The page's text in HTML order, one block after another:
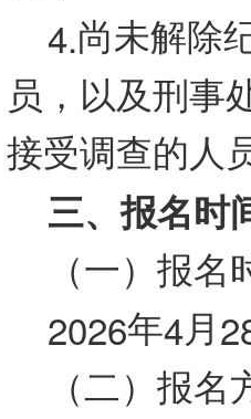
4.尚未解除
员，以及刑事
接受调查的人
三、报名时
（一）报名
2026年4月
（二）报名